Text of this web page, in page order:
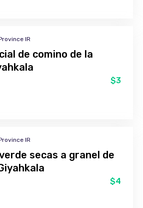
IR
de comino de la
$3
IR
secas a granel de
$4